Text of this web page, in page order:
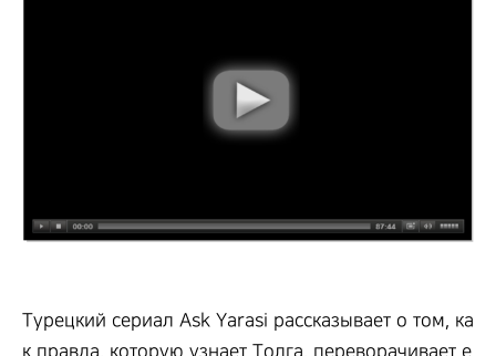
Турецкий сериал Ask Yarasi рассказывает о том, ка
к правда, которую узнает Толга, переворачивает е